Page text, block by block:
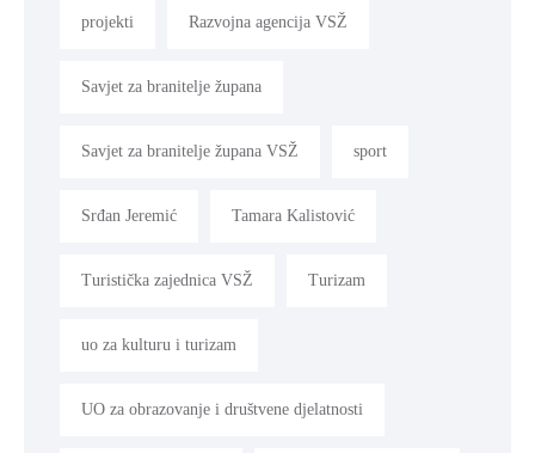
projekti Razvojna agencija VSŽ
Savjet za branitelje župana
Savjet za branitelje župana VSŽ sport
Srđan Jeremić Tamara Kalistović
Turistička zajednica VSŽ Turizam
uo za kulturu i turizam
UO za obrazovanje i društvene djelatnosti